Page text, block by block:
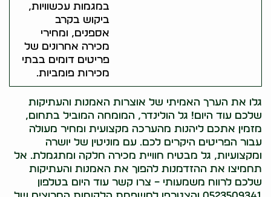
במגמות עכשוויות,
ביקוש בקרב
אספנים, ומחירי
מכירה אחרונים של
פריטים דומים בבתי
מכירות פומביות.
גלו את הערך האמיתי של אוצרות האמנות והעתיקות
שלכם עוד היום! גל הולינדר, המומחה המוביל בתחום,
מזמין אתכם ליהנות מהערכה מקצועית ומחיר מעולה
עבור הפריטים היקרים לכם. עם מוניטין של יושרה
ומקצועיות, גל מבטיח חוויית מכירה חלקה ומתגמלת. אל
תחמיצו את ההזדמנות להפוך את האמנות והעתיקות
שלכם לרווח משמעותי – צרו קשר עוד היום בטלפון